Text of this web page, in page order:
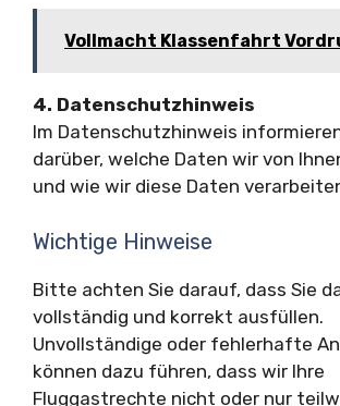
Vollmacht Klassenfahrt
4. Datenschutzhinweis
Im Datenschutzhinweis
darüber, welche Daten wir von
und wie wir diese Daten
Wichtige Hinweise
Bitte achten Sie darauf, dass Sie
vollständig und korrekt ausfüllen.
Unvollständige oder fehlerhafte
können dazu führen, dass wir Ihre
Fluggastrechte nicht oder nur